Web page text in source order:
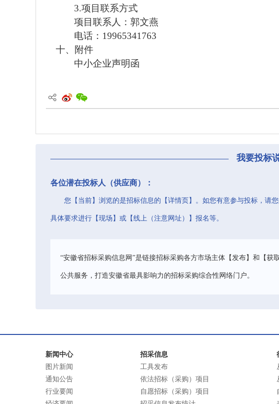
3.项目联系方式
项目联系人：郭文燕
电话： 19965341763
十、附件
中小企业声明函
我要投标
各位潜在投标人（供应商）：
您【当前】浏览的是招标信息的【详情页】。如您有意参与投标，请
具体要求进行【现场】或【线上（注意网址）】报名等。
“安徽省招标采购信息网”是链接招标采购各方市场主体【发布】和【
公共服务，打造安徽省最具影响力的招标采购综合性网络门户。
新闻中心
图片新闻
通知公告
行业要闻
招采信息
工具发布
依法招标（采购）项目
自愿招标（采购）项目